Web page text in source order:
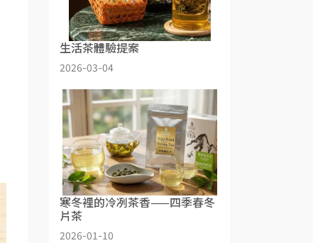
生活茶體驗提案
2026-03-04
寒冬裡的冷冽茶香——四季春冬
片茶
2026-01-10